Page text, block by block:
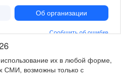
их в любой форме,
СМИ, возможны только с